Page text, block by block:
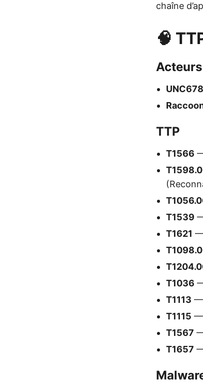
chaîne
🧠
TTP
T1566
T1539
T1621 —
T1036
T1113 —
T1115 —
T1567
T1657